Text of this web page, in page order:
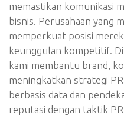
memastikan komunikasi
bisnis. Perusahaan yang
memperkuat posisi
keunggulan kompetitif. Di
kami membantu brand,
meningkatkan strategi
berbasis data dan
reputasi dengan taktik